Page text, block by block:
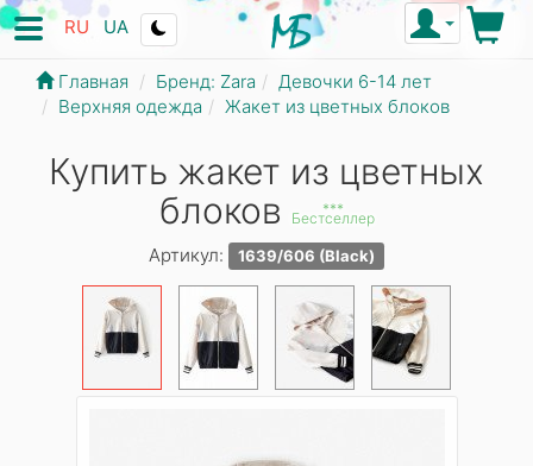
RU UA
Главная Бренд: Zara
Девочки 6-14 лет
Верхняя одежда
Жакет из цветных блоков
Купить жакет из цветных
блоков
***
Бестселлер
Артикул: 1639/606 (Black)